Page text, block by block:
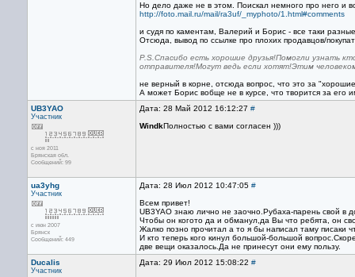
Но дело даже не в этом. Поискал немного про него и
http://foto.mail.ru/mail/ra3uf/_myphoto/1.html#comments
и судя по каментам, Валерий и Борис - все таки
Отсюда, вывод по ссылке про плохих продавцов/
P.S.Спасибо есть хорошие друзья!Помогли узнать
отправителя!Могут ведь если хотят!Этим
не верный в корне, отсюда вопрос, что это за
А может Борис вобще не в курсе, что творится за его
UB3YAO
Участник
с ноя 2011
Брянская обл.
Сообщений: 99
Дата: 28 Май 2012 16:12:27 #
WindkПолностью с вами согласен )))
ua3yhg
Участник
с июн 2007
Брянск
Сообщений: 449
Дата: 28 Июл 2012 10:47:05 #
Всем привет!
UB3YAO знаю лично не заочно.Рубаха-парень свой в
Чтобы он когото да и обманул,да Вы что ребята, он
Жалко позно прочитал а то я бы написал таму писаки
И кто теперь кого кинул большой-большой
две вещи оказалось.Да не принесут они ему пользу.
Ducalis
Участник
Дата: 29 Июл 2012 15:08:22 #